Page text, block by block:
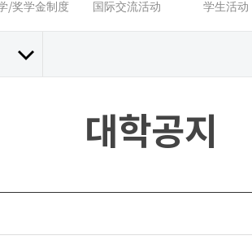
/奖学金制度 国际交流活动 学生活动
대학공지